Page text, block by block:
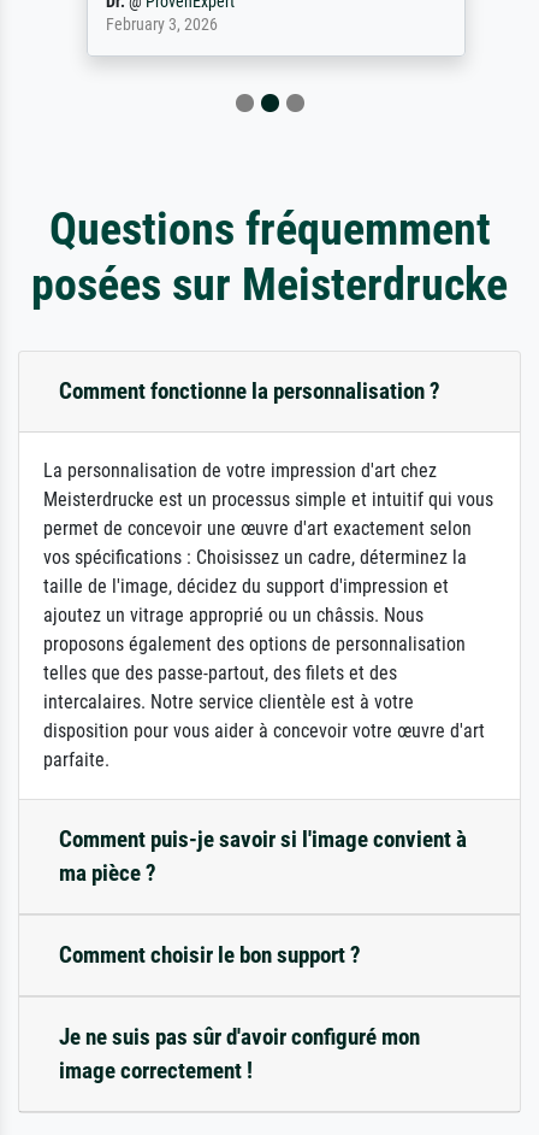
February 3, 2026
Questions fréquemment
posées sur Meisterdrucke
Comment fonctionne la personnalisation ?
La personnalisation de votre impression d'art chez
Meisterdrucke est un processus simple et intuitif qui vous
permet de concevoir une œuvre d'art exactement selon
vos spécifications : Choisissez un cadre, déterminez la
taille de l'image, décidez du support d'impression et
ajoutez un vitrage approprié ou un châssis. Nous
proposons également des options de personnalisation
telles que des passe-partout, des filets et des
intercalaires. Notre service clientèle est à votre
disposition pour vous aider à concevoir votre œuvre d'art
parfaite.
Comment puis-je savoir si l'image convient à
ma pièce ?
Comment choisir le bon support ?
Je ne suis pas sûr d'avoir configuré mon
image correctement !